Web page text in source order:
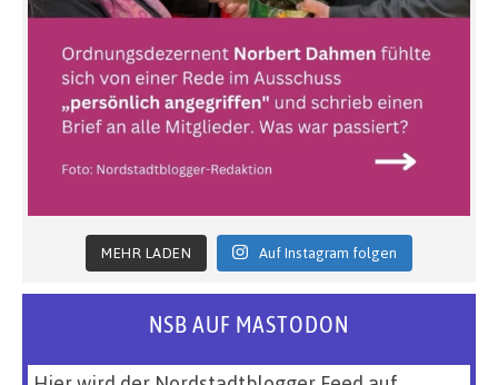
MEHR LADEN Auf Instagram folgen
NSB AUF MASTODON